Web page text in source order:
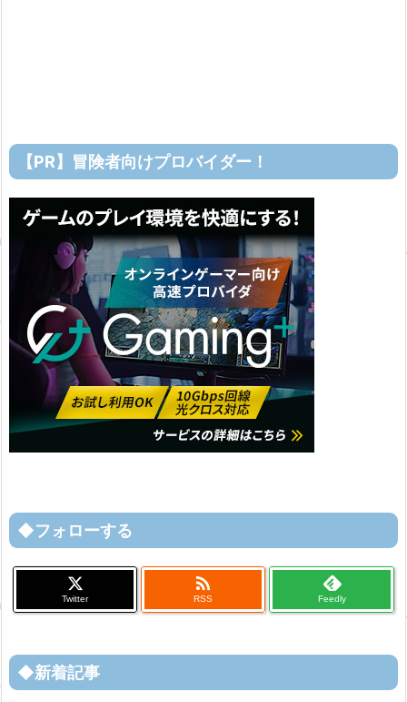
【PR】冒険者向けプロバイダー！
◆フォローする
Twitter

RSS Feedly
◆新着記事